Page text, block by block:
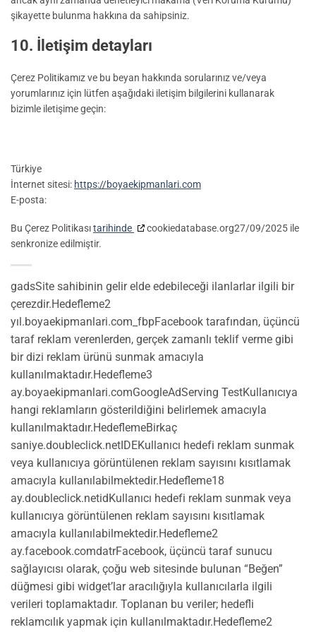
şikayette bulunma hakkına da sahipsiniz.
10. İletişim detayları
Çerez Politikamız ve bu beyan hakkında sorularınız ve/veya
yorumlarınız için lütfen aşağıdaki iletişim bilgilerini kullanarak
bizimle iletişime geçin:
Türkiye
İnternet sitesi: https://boyaekipmanlari.com
E-posta:
Bu Çerez Politikasıtarihinde
cookiedatabase.org27/09/2025 ile
senkronize edilmiştir.
gadsSite sahibinin gelir elde edebileceği ilanlarlar ilgili bir
çerezdir.Hedefleme2
yıl.boyaekipmanlari.com_fbpFacebook tarafından, üçüncü
taraf reklam verenlerden, gerçek zamanlı teklif verme gibi
bir dizi reklam ürünü sunmak amacıyla
kullanılmaktadır.Hedefleme3
ay.boyaekipmanlari.comGoogleAdServing TestKullanıcıya
hangi reklamların gösterildiğini belirlemek amacıyla
kullanılmaktadır.HedeflemeBirkaç
saniye.doubleclick.netIDEKullanıcı hedefi reklam sunmak
veya kullanıcıya görüntülenen reklam sayısını kısıtlamak
amacıyla kullanılabilmektedir.Hedefleme18
ay.doubleclick.netidKullanıcı hedefi reklam sunmak veya
kullanıcıya görüntülenen reklam sayısını kısıtlamak
amacıyla kullanılabilmektedir.Hedefleme2
ay.facebook.comdatrFacebook, üçüncü taraf sunucu
sağlayıcısı olarak, çoğu web sitesinde bulunan “Beğen”
düğmesi gibi widget’lar aracılığıyla kullanıcılarla ilgili
verileri toplamaktadır. Toplanan bu veriler; hedefli
reklamcılık yapmak için kullanılmaktadır.Hedefleme2